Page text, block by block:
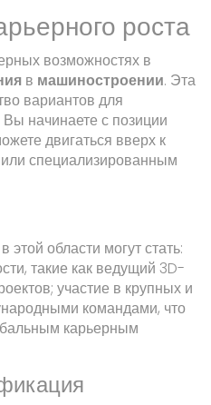
роста
возможностях в
в машиностроении. Эта
вариантов для
начинаете с позиции
двигаться вверх к
специализированным
области могут стать:
такие как ведущий 3D-
участие в крупных и
командами, что
карьерным